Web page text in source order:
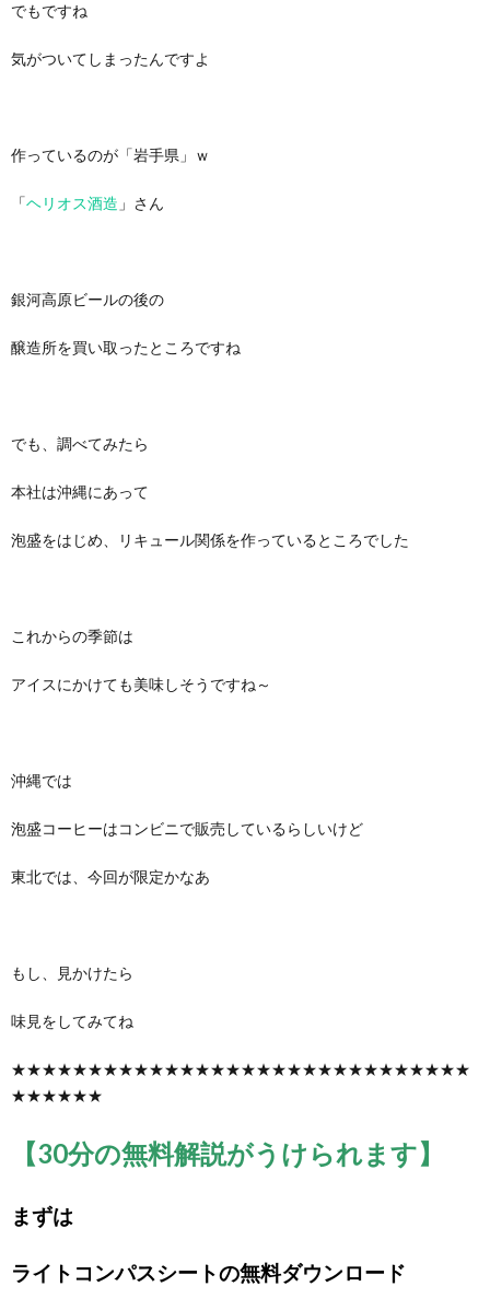
でもですね
気がついてしまったんですよ
作っているのが「岩手県」ｗ
「ヘリオス酒造 」さん
銀河高原ビールの後の
醸造所を買い取ったところですね
でも、調べてみたら
本社は沖縄にあって
泡盛をはじめ、リキュール関係を作っているところでした
これからの季節は
アイスにかけても美味しそうですね～
沖縄では
泡盛コーヒーはコンビニで販売しているらしいけど
東北では、今回が限定かなあ
もし、見かけたら
味見をしてみてね
★★★★★★★★★★★★★★★★★★★★★★★★★★★★★★
★★★★★★
【30分の無料解説がうけられます】
まずは
ライトコンパスシートの無料ダウンロード